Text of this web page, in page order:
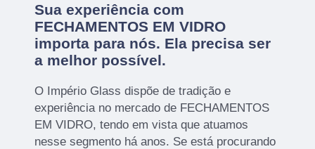
Sua experiência com
FECHAMENTOS EM VIDRO
importa para nós. Ela precisa ser
a melhor possível.
O Império Glass dispõe de tradição e
experiência no mercado de FECHAMENTOS
EM VIDRO, tendo em vista que atuamos
nesse segmento há anos. Se está procurando